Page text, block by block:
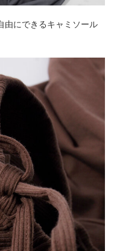
由にできるキャミソール